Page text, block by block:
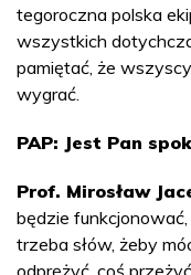
tegoroczna polska
wszystkich
pamiętać, że
wygrać.
PAP: Jest Pan
Prof. Mirosław
będzie
trzeba słów, żeby
odprężyć, coś